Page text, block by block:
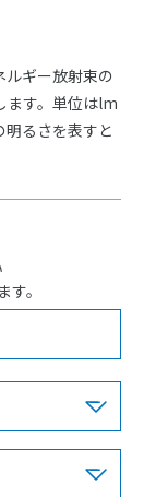
ギー放射束の
ます。単位はlm
るさを表すと
。